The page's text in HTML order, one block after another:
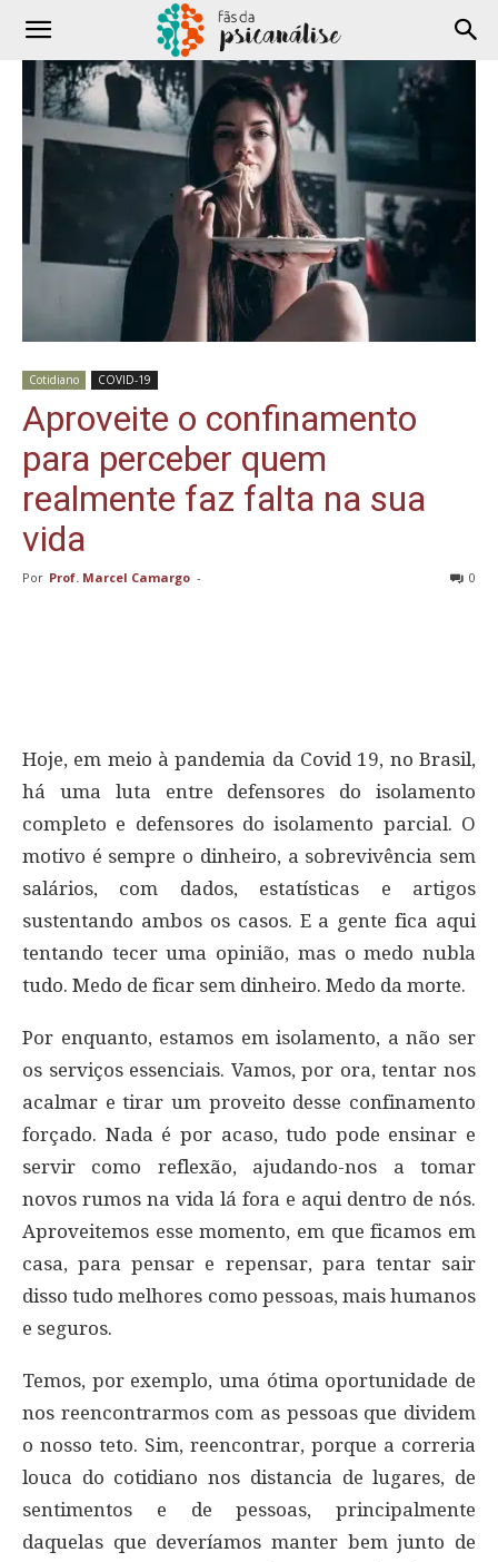
Cotidiano COVID-19
Aproveite o confinamento
para perceber quem
realmente faz falta na sua
vida
Por Prof. Marcel Camargo - 0
Hoje, em meio à pandemia da Covid 19, no Brasil,
há uma luta entre defensores do isolamento
completo e defensores do isolamento parcial. O
motivo é sempre o dinheiro, a sobrevivência sem
salários, com dados, estatísticas e artigos
sustentando ambos os casos. E a gente fica aqui
tentando tecer uma opinião, mas o medo nubla
tudo. Medo de ficar sem dinheiro. Medo da morte.
Por enquanto, estamos em isolamento, a não ser
os serviços essenciais. Vamos, por ora, tentar nos
acalmar e tirar um proveito desse confinamento
forçado. Nada é por acaso, tudo pode ensinar e
servir como reflexão, ajudando-nos a tomar
novos rumos na vida lá fora e aqui dentro de nós.
Aproveitemos esse momento, em que ficamos em
casa, para pensar e repensar, para tentar sair
disso tudo melhores como pessoas, mais humanos
e seguros.
Temos, por exemplo, uma ótima oportunidade de
nos reencontrarmos com as pessoas que dividem
o nosso teto. Sim, reencontrar, porque a correria
louca do cotidiano nos distancia de lugares, de
sentimentos e de pessoas, principalmente
daquelas que deveríamos manter bem junto de